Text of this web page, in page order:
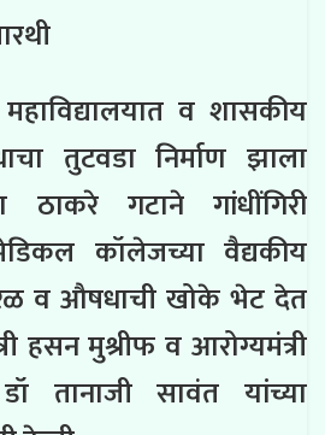
व शासकीय
तुटवडा निर्माण झाला
गटाने गांधींगिरी
कॉलेजच्या वैद्यकीय
व औषधाची खोके भेट देत
हसन मुश्रीफ व आरोग्यमंत्री
तानाजी सावंत यांच्या